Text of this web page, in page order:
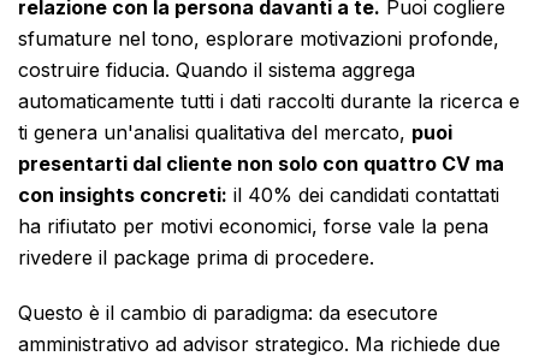
relazione con la persona davanti a te. Puoi cogliere
sfumature nel tono, esplorare motivazioni profonde,
costruire fiducia. Quando il sistema aggrega
automaticamente tutti i dati raccolti durante la ricerca e
ti genera un'analisi qualitativa del mercato, puoi
presentarti dal cliente non solo con quattro CV ma
con insights concreti: il 40% dei candidati contattati
ha rifiutato per motivi economici, forse vale la pena
rivedere il package prima di procedere.
Questo è il cambio di paradigma: da esecutore
amministrativo ad advisor strategico. Ma richiede due